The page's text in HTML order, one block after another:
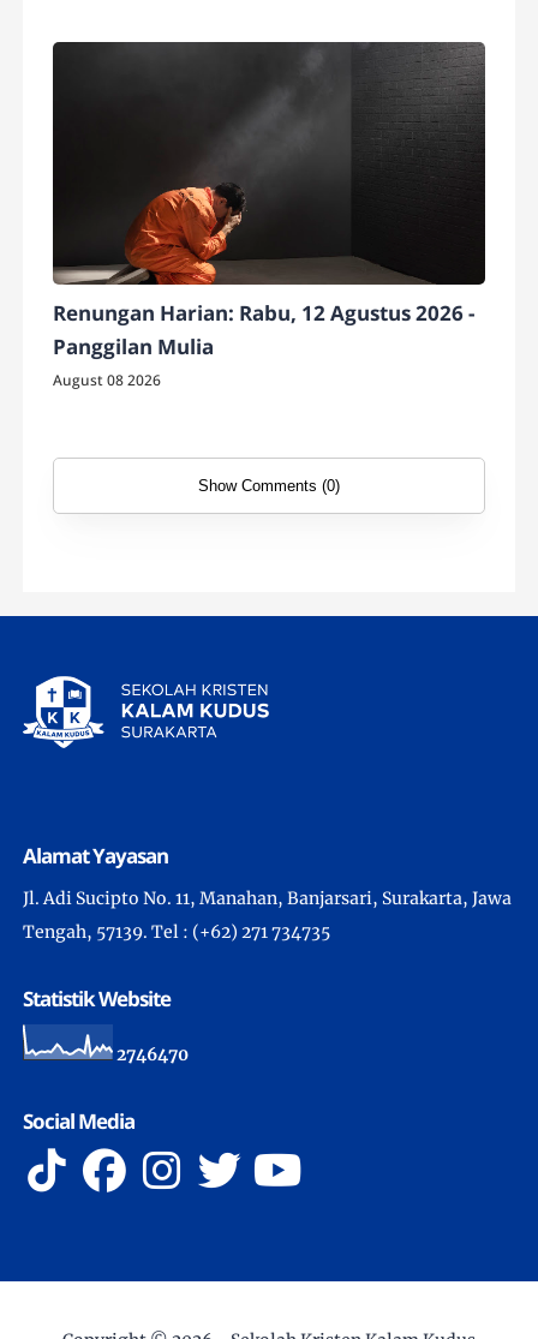
Renungan Harian: Rabu, 12 Agustus 2026 -
Panggilan Mulia
August 08 2026
Show Comments (0)
Alamat Yayasan
Jl. Adi Sucipto No. 11, Manahan, Banjarsari, Surakarta, Jawa
Tengah, 57139. Tel : (+62) 271 734735
Statistik Website
2746470
Social Media